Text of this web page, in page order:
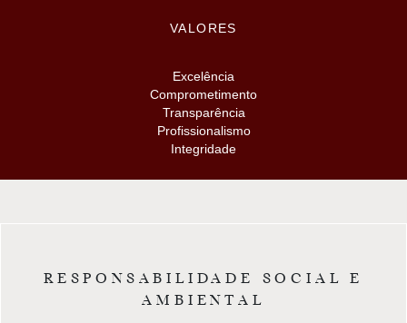
VALORES
Excelência
Comprometimento
Transparência
Profissionalismo
Integridade
RESPONSABILIDADE SOCIAL E
AMBIENTAL